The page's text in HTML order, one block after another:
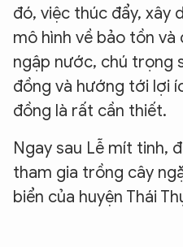
đó, việc thúc đẩy, xây
mô hình về bảo tồn
ngập nước, chú trọng
đồng và hướng tới lợi
đồng là rất cần thiết.
Ngay sau Lễ mít tinh,
tham gia trồng cây
biển của huyện Thái